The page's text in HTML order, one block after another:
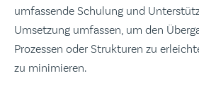
umfassende Schulung und
Umsetzung umfassen, um den
Prozessen oder Strukturen zu
zu minimieren.